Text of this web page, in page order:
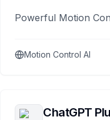
Powerful Motion
Motion Control AI
ChatGPT